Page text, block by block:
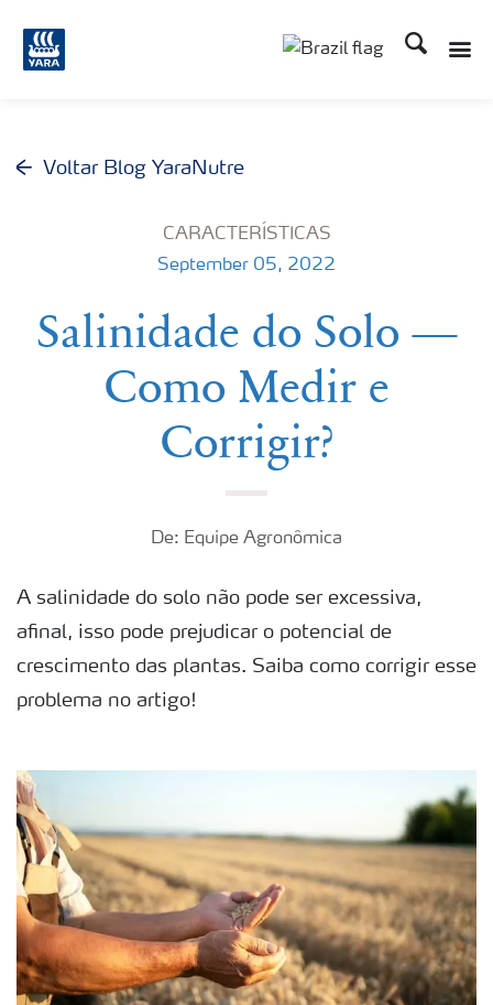
Busca
Voltar Blog YaraNutre
CARACTERÍSTICAS
September 05, 2022
Salinidade do Solo —
Como Medir e
Corrigir?
De: Equipe Agronômica
A salinidade do solo não pode ser excessiva,
afinal, isso pode prejudicar o potencial de
crescimento das plantas. Saiba como corrigir esse
problema no artigo!